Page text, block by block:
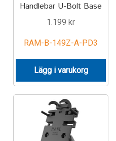
Forklift
Kayak
Lift Truck
FORDONSTYP
Handlebar U-Bolt Base
1.199 kr
RAM-B-149Z-A-PD3
Lägg i varukorg